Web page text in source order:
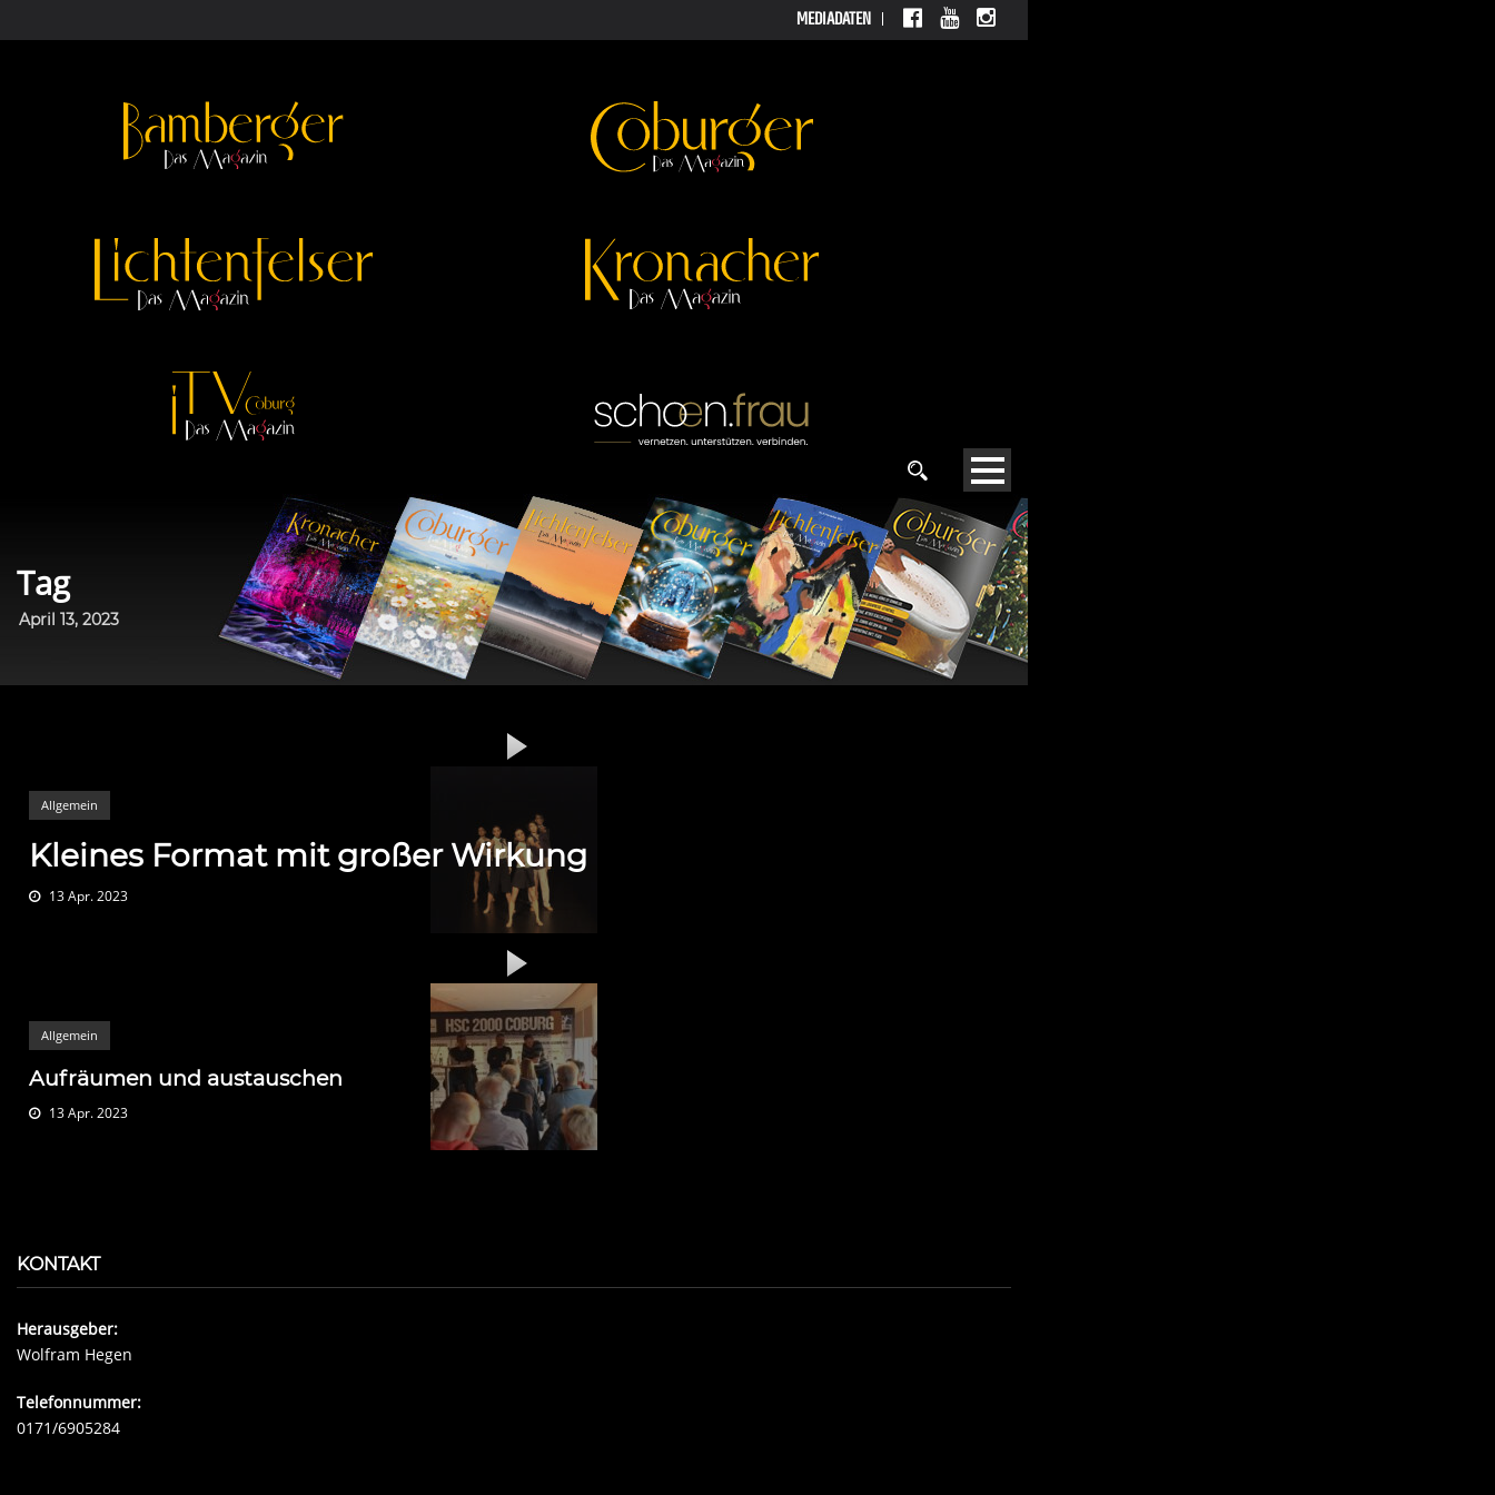
MEDIADATEN
Tag
April 13, 2023
Allgemein
Kleines Format mit großer Wirkung
13 Apr. 2023
Allgemein
Aufräumen und austauschen
13 Apr. 2023
KONTAKT
Herausgeber:
Wolfram Hegen
Telefonnummer:
0171/6905284